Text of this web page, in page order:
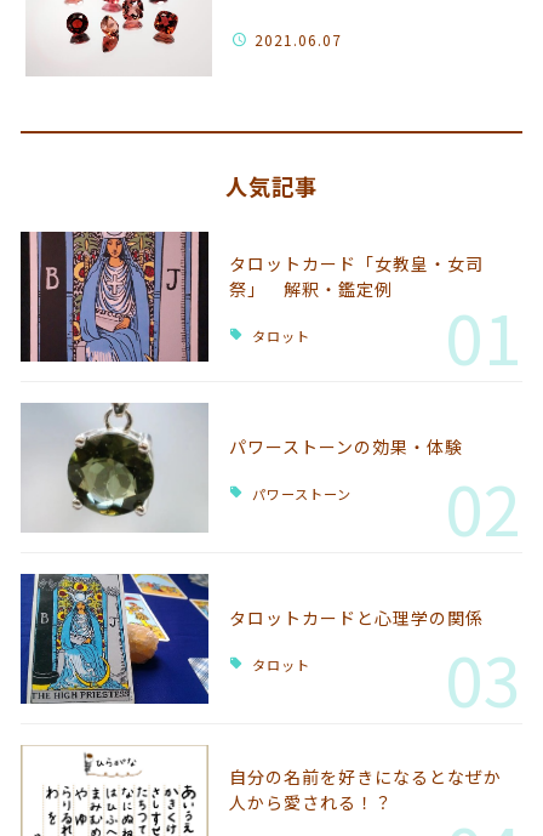
2021.06.07
人気記事
タロットカード「女教皇・女司
祭」 解釈・鑑定例
タロット 01
パワーストーンの効果・体験
パワーストーン 02
タロットカードと心理学の関係
タロット 03
自分の名前を好きになるとなぜか
人から愛される！？